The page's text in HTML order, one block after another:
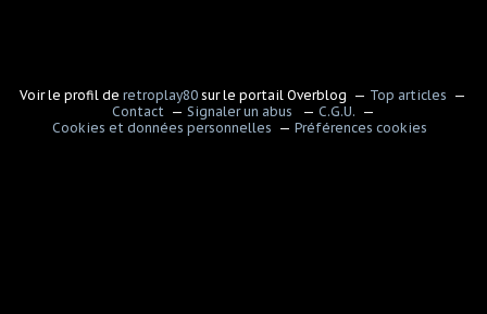
Voir le profil deretroplay80 sur le portail Overblog
Top articles
Contact
Signaler un abus
C.G.U.
Cookies et données personnelles
Préférences cookies